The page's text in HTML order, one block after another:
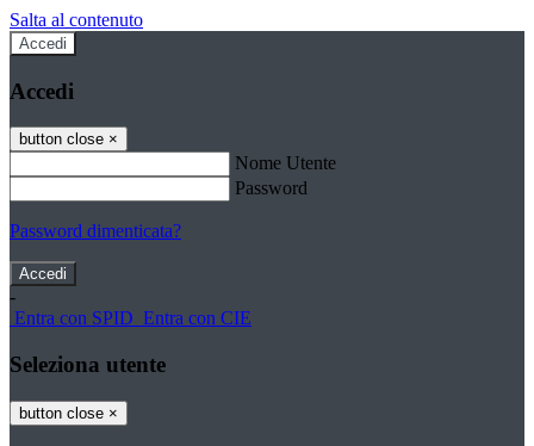
Salta al contenuto
Accedi
Accedi
button close ×
Nome Utente
Password
Password dimenticata?
-
Entra con SPID Entra con CIE
Seleziona utente
button close ×